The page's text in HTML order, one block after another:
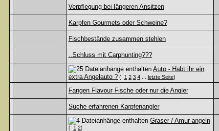
Verpflegung bei längeren Ansitzen
Karpfen Gourmets oder Schweine?
Fischbestände zusammen stehlen
..Schluss mit Carphunting???
Auto - Habt ihr ein
extra Angelauto ? ( 1 2 3 4 letzte Seite)
Fangen Flavour Fische oder nur die Angler
Suche erfahrenen Karpfenangler
Graser / Amur angeln
( 1 2)